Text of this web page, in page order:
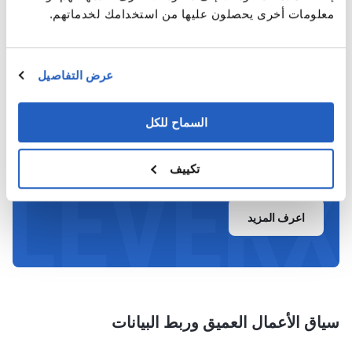
معلومات أخرى يحصلون عليها من استخدامك لخدماتهم.
عرض التفاصيل
السماح للكل
تكييف
المستخدم وتقترح
إجراءات قبل تقديم
الطلبات.
الدعم
التنبؤي
والسياقي.
LEVERX
خلال LeverX
اعرف المزيد
سياق الأعمال العميق وربط البيانات